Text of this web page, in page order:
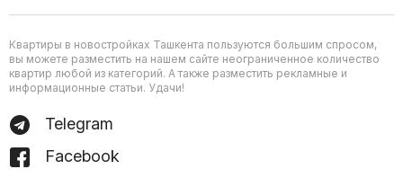
Квартиры в новостройках Ташкента пользуются большим спросом,
вы можете разместить на нашем сайте неограниченное количество
квартир любой из категорий. А также разместить рекламные и
информационные статьи. Удачи!
Telegram
Facebook